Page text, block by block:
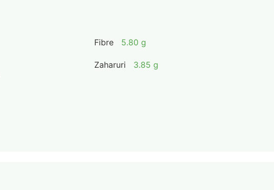
Fibre 5.80 g
Zaharuri 3.85 g